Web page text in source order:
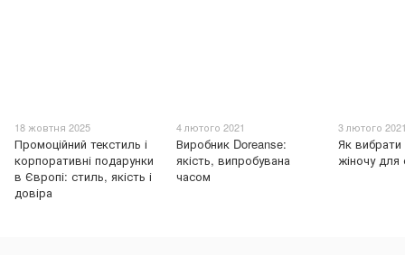
18 жовтня 2025
Промоційний текстиль і
корпоративні подарунки
в Європі: стиль, якість і
довіра
4 лютого 2021
Виробник Doreanse:
якість, випробувана
часом
3 лютого
Як вибрати
жіночу для